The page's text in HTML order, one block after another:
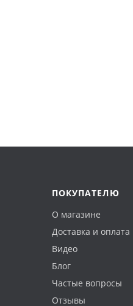
ПОКУПАТЕЛЮ
О магазине
Доставка и оплата
Видео
Блог
Частые вопросы
Отзывы